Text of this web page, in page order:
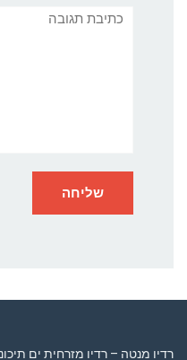
תגובה
רדיו מנטה – רדיו מזרחית ים